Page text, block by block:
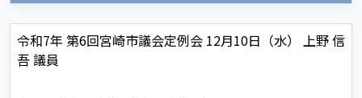
令和7年 第6回宮崎市議会定例会 12月10日（水） 上野 信
吾 議員